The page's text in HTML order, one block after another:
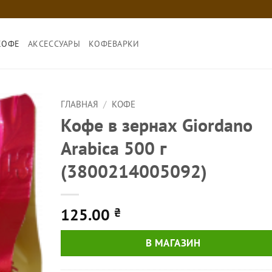
АКСЕССУАРЫ КОФЕВАРКИ
ГЛАВНАЯ / КОФЕ
Кофе в зернах Giordano
Arabica 500 г
(3800214005092)
125.00 ₴
В МАГАЗИН